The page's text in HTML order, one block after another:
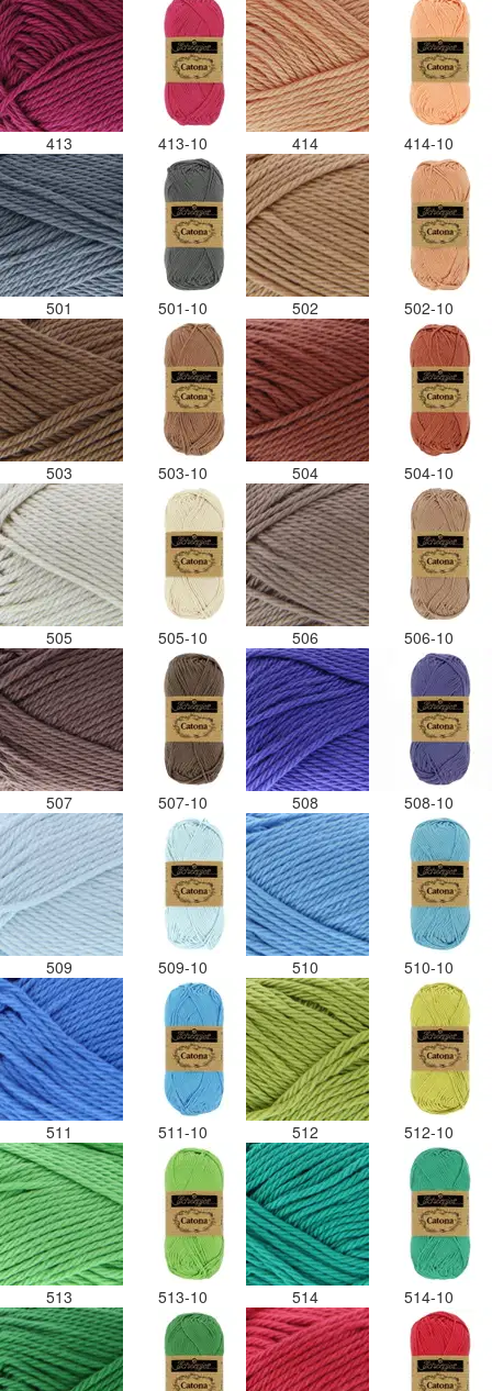
413 413-10 414 414-10
501 501-10 502 502-10
503 503-10 504 504-10
505 505-10 506 506-10
507 507-10 508 508-10
509 509-10 510 510-10
511 511-10 512 512-10
513 513-10 514 514-10